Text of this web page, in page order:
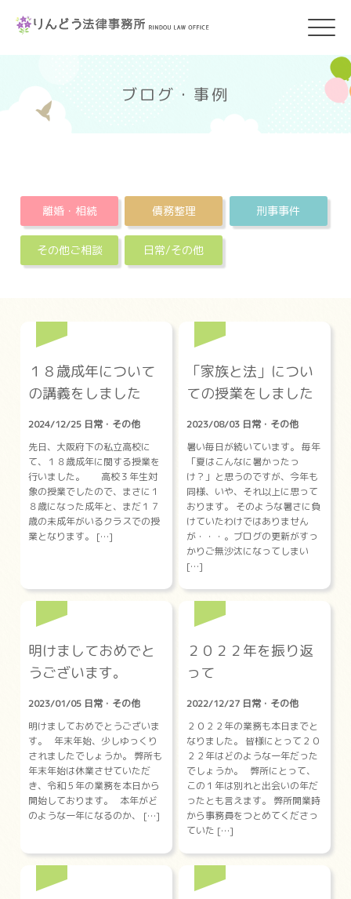
ブログ・事例
離婚・相続 債務整理 刑事事件
その他ご相談 日常/その他
１８歳成年について
の講義をしました
2024/12/25 日常・その他
先日、大阪府下の私立高校に
て、１８歳成年に関する授業を
行いました。 高校３年生対
象の授業でしたので、まさに１
８歳になった成年と、まだ１７
歳の未成年がいるクラスでの授
業となります。 […]
「家族と法」につい
ての授業をしました
2023/08/03 日常・その他
暑い毎日が続いています。 毎年
「夏はこんなに暑かったっ
け？」と思うのですが、今年も
同様、いや、それ以上に思って
おります。 そのような暑さに負
けていたわけではありません
が・・・。ブログの更新がすっ
かりご無沙汰になってしまい
[…]
明けましておめでと
うございます。
2023/01/05 日常・その他
明けましておめでとうございま
す。 年末年始、少しゆっくり
されましたでしょうか。 弊所も
年末年始は休業させていただ
き、令和５年の業務を本日から
開始しております。 本年がど
のような一年になるのか、 […]
２０２２年を振り返
って
2022/12/27 日常・その他
２０２２年の業務も本日までと
なりました。 皆様にとって２０
２２年はどのような一年だった
でしょうか。 弊所にとって、
この１年は別れと出会いの年だ
ったとも言えます。 弊所開業時
から事務員をつとめてくださっ
ていた […]